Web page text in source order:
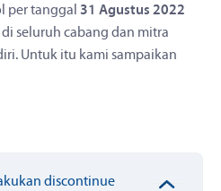
per tanggal 31 Agustus 2022
seluruh cabang dan mitra
Untuk itu kami sampaikan
discontinue